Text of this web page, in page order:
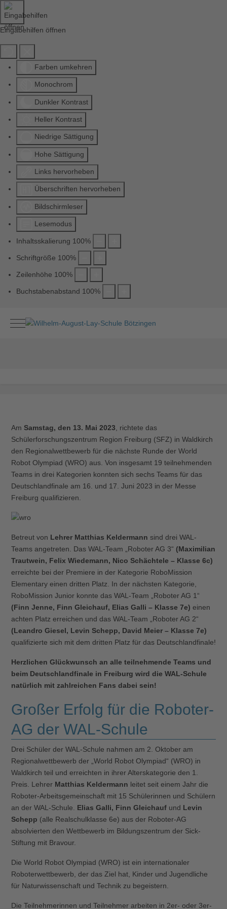
Eingabehilfen öffnen
Farben umkehren
Monochrom
Dunkler Kontrast
Heller Kontrast
Niedrige Sättigung
Hohe Sättigung
Links hervorheben
Überschriften hervorheben
Bildschirmleser
Lesemodus
Inhaltsskalierung 100%
Schriftgröße 100%
Zeilenhöhe 100%
Buchstabenabstand 100%
Mobile Menu Toggle
Am Samstag, den 13. Mai 2023 , richtete das
Schülerforschungszentrum Region Freiburg (SFZ) in Waldkirch
den Regionalwettbewerb für die nächste Runde der World
Robot Olympiad (WRO) aus. Von insgesamt 19 teilnehmenden
Teams in drei Kategorien konnten sich sechs Teams für das
Deutschlandfinale am 16. und 17. Juni 2023 in der Messe
Freiburg qualifizieren.
Betreut von Lehrer Matthias Keldermann sind drei WAL-
Teams angetreten. Das WAL-Team „Roboter AG 3“ (Maximilian
Trautwein, Felix Wiedemann, Nico Schächtele – Klasse 6c)
erreichte bei der Premiere in der Kategorie RoboMission
Elementary einen dritten Platz. In der nächsten Kategorie,
RoboMission Junior konnte das WAL-Team „Roboter AG 1“
(Finn Jenne, Finn Gleichauf, Elias Galli – Klasse 7e) einen
achten Platz erreichen und das WAL-Team „Roboter AG 2“
(Leandro Giesel, Levin Schepp, David Meier – Klasse 7e)
qualifizierte sich mit dem dritten Platz für das Deutschlandfinale!
Herzlichen Glückwunsch an alle teilnehmende Teams und
beim Deutschlandfinale in Freiburg wird die WAL-Schule
natürlich mit zahlreichen Fans dabei sein!
Großer Erfolg für die Roboter-
AG der WAL-Schule
Drei Schüler der WAL-Schule nahmen am 2. Oktober am
Regionalwettbewerb der „World Robot Olympiad“ (WRO) in
Waldkirch teil und erreichten in ihrer Alterskategorie den 1.
Preis. Lehrer Matthias Keldermann leitet seit einem Jahr die
Roboter-Arbeitsgemeinschaft mit 15 Schülerinnen und Schülern
an der WAL-Schule. Elias Galli, Finn Gleichauf und Levin
Schepp (alle Realschulklasse 6e) aus der Roboter-AG
absolvierten den Wettbewerb im Bildungszentrum der Sick-
Stiftung mit Bravour.
Die World Robot Olympiad (WRO) ist ein internationaler
Roboterwettbewerb, der das Ziel hat, Kinder und Jugendliche
für Naturwissenschaft und Technik zu begeistern.
Die Teilnehmerinnen und Teilnehmer arbeiten in 2er- oder 3er-